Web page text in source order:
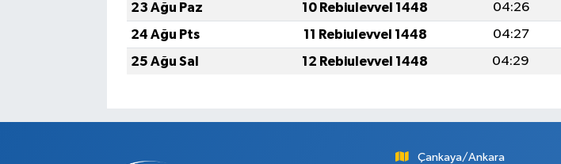
23 Ağu Paz
10 Rebiulevvel 1448 04:26
24 Ağu Pts
11 Rebiulevvel 1448 04:27
25 Ağu Sal
12 Rebiulevvel 1448 04:29
Çankaya/Ankara